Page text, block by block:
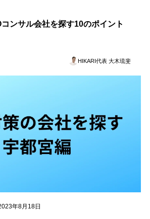
ンサル会社を探す10のポイント
HIKARI代表 大木琉斐
年8月18日